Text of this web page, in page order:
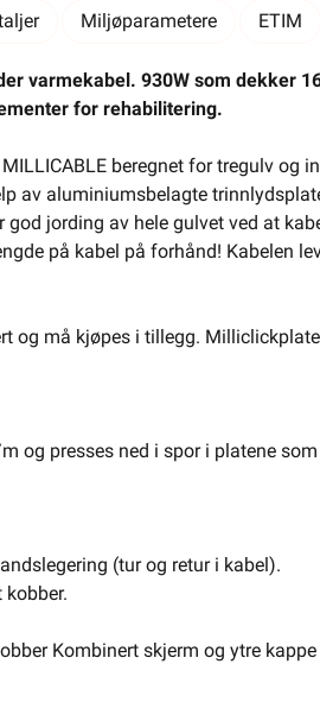
oss
Varmekabel for tregulv Millicable •
930/6 (HS) 160 m
El-Entreprenør
Smarthus
Belysning Varme
Verktøy Kabel & Ledning
Miljøparametere ETIM
varmekabel. 930W som dekker
for rehabilitering.
beregnet for tregulv
av aluminiumsbelagte
god jording av hele gulvet ved at
på kabel på forhånd! Kabelen
og må kjøpes i tillegg.
og presses ned i spor i platene
(tur og retur i kabel).
kobber.
Kombinert skjerm og ytre